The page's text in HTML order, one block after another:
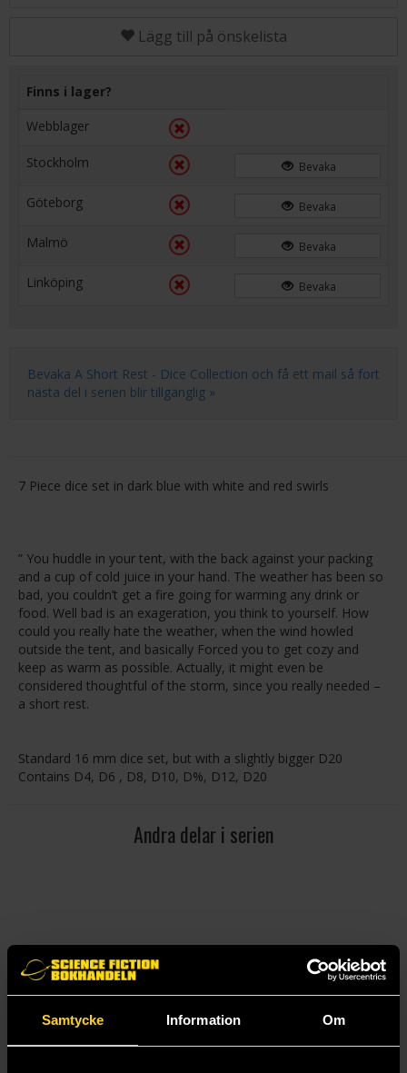
Samtycke Information Om
Lägg till på önskelista
Finns i lager?
Webblager
Stockholm Bevaka
Göteborg Bevaka
Malmö Bevaka
Linköping Bevaka
Bevaka A Short Rest - Dice Collection och få ett mail så fort
nästa del i serien blir tillgänglig »
7 Piece dice set in dark blue with white and red swirls
” You huddle in your tent, with the back against your packing
and a cup of cold juice in your hand. The weather has been so
bad, you couldn’t get a fire going for warming any drink or
food. Well bad is an exageration, you think to yourself. How
could you really hate the weather, when the wind howled
outside the tent, and basically Forced you to get cozy and
keep as warm as possible. Actually, it might even be
considered thoughtful of the storm, since you really needed –
a short rest.
Standard 16 mm dice set, but with a slightly bigger D20
Contains D4, D6 , D8, D10, D%, D12, D20
Andra delar i serien